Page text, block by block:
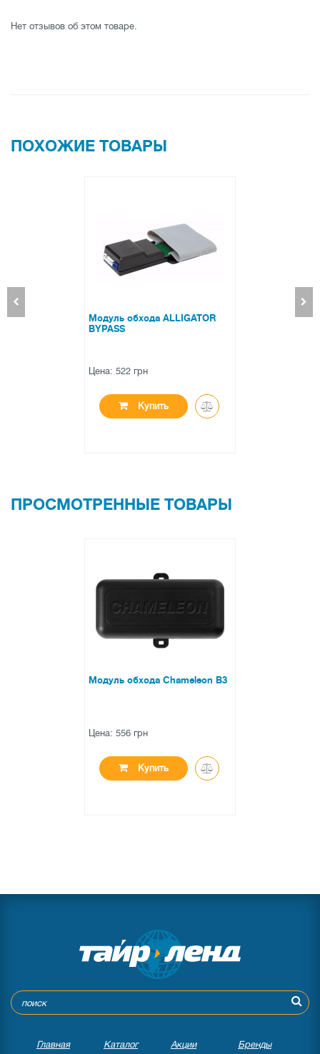
Нет отзывов об этом товаре.
ПОХОЖИЕ ТОВАРЫ
ALLIGATOR
Метка
ПРОСМОТРЕННЫЕ ТОВАРЫ
Модуль обхода Chameleon B3
Цена: 556 грн
Купить
Главная Каталог Акции Бренды